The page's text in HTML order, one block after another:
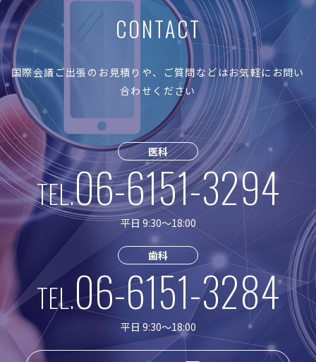
CONTACT
国際会議ご出張のお見積りや、ご質問などはお気軽にお問い
合わせください
医科
TEL.06-6151-3294
平日 9:30〜18:00
歯科
TEL.06-6151-3284
平日 9:30〜18:00